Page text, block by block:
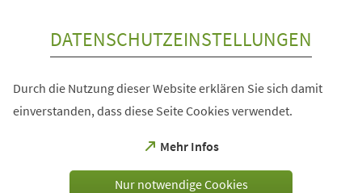
DATENSCHUTZEINSTELLUNGEN
Durch die Nutzung dieser Website erklären Sie sich damit
einverstanden, dass diese Seite Cookies verwendet.
Mehr Infos
(Öffnet
einem
Nur notwendige Cookies